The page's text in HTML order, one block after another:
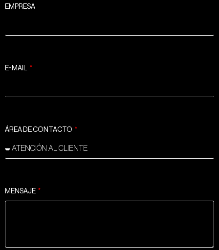
EMPRESA
E-MAIL
ÁREA DE CONTACTO
MENSAJE